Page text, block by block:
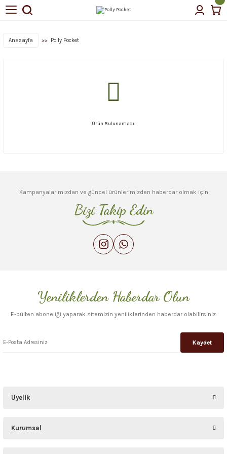
Anasayfa Polly Pocket
Ürün Bulunamadı.
Kampanyalarımızdan ve güncel ürünlerimizden haberdar olmak için
Bizi Takip Edin
Yeniliklerden Haberdar Olun
E-bülten aboneliği yaparak sitemizin yeniliklerinden haberdar olabilirsiniz.
Kaydet
Üyelik
Kurumsal